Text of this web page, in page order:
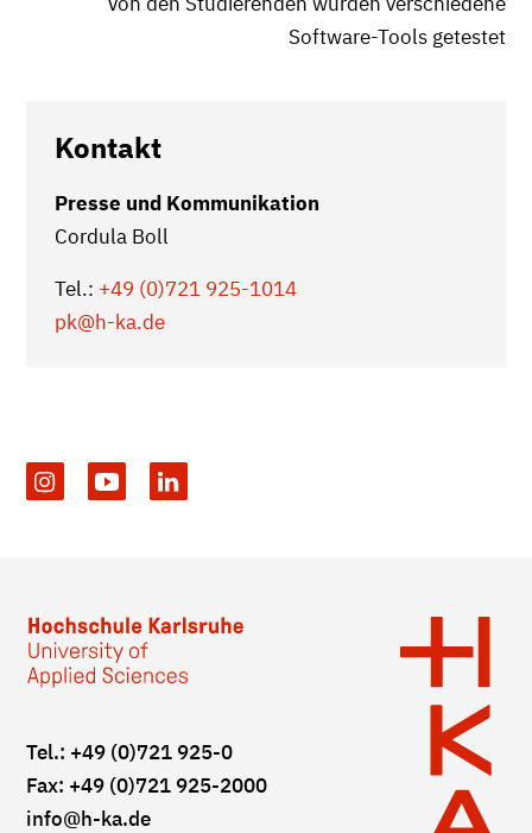
Software-Tools getestet
Kontakt
Presse und Kommunikation
Cordula Boll
Tel.: +49 (0)721 925-1014
pk@h-ka.de
Tel.: +49 (0)721 925-0
Fax: +49 (0)721 925-2000
info@h-ka.de